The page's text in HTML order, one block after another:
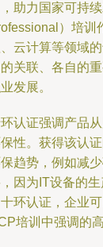
助力国家可持
）培训
云计算等领域
关联、各自的
发展。
认证强调产品
性。获得该认
趋势，例如减
因为IT设备的
环认证，企业
培训中强调的